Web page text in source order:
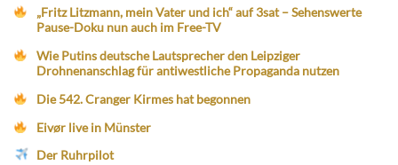
„Fritz Litzmann, mein Vater und ich“ auf 3sat – Sehenswerte
Pause-Doku nun auch im Free-TV
Wie Putins deutsche Lautsprecher den Leipziger
Drohnenanschlag für antiwestliche Propaganda nutzen
Die 542. Cranger Kirmes hat begonnen
Eivør live in Münster
Der Ruhrpilot